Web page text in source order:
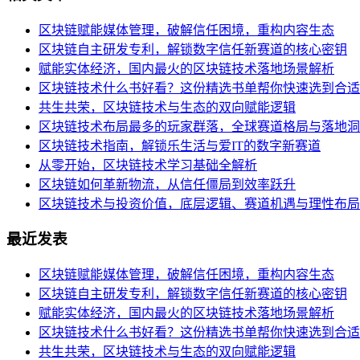
区块链赋能媒体管理，破解信任困境，重构内容生态
区块链自主研发专利，解锁数字信任新赛道的核心密钥
赋能实体经济，国内最火的区块链技术落地场景解析
区块链技术什么书好看？这份精选书单帮你快速选到合
共生共荣，区块链技术与生态的双向赋能逻辑
区块链技术布局最多的玩家群落，全球赛道格局与落地
区块链技术指南，解锁乐生活与爱IT的数字新赛道
从零开始，区块链技术学习基础全解析
区块链如何革新物流，从信任僵局到效率跃升
区块链技术与投资价值，底层逻辑、赛道机遇与理性布局
最近发表
区块链赋能媒体管理，破解信任困境，重构内容生态
区块链自主研发专利，解锁数字信任新赛道的核心密钥
赋能实体经济，国内最火的区块链技术落地场景解析
区块链技术什么书好看？这份精选书单帮你快速选到合
共生共荣，区块链技术与生态的双向赋能逻辑